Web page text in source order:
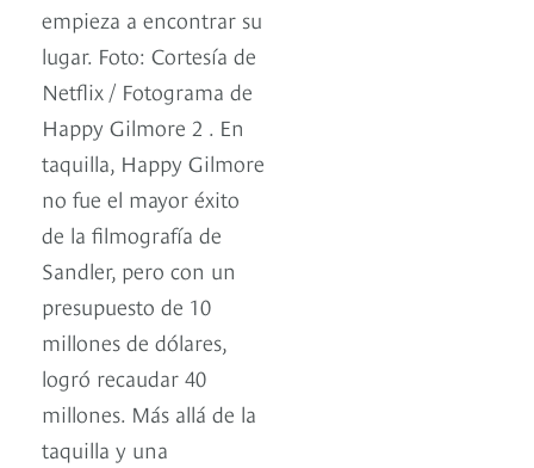
empieza a encontrar su
lugar. Foto: Cortesía de
Netflix / Fotograma de
Happy Gilmore 2 . En
taquilla, Happy Gilmore
no fue el mayor éxito
de la filmografía de
Sandler, pero con un
presupuesto de 10
millones de dólares,
logró recaudar 40
millones. Más allá de la
taquilla y una